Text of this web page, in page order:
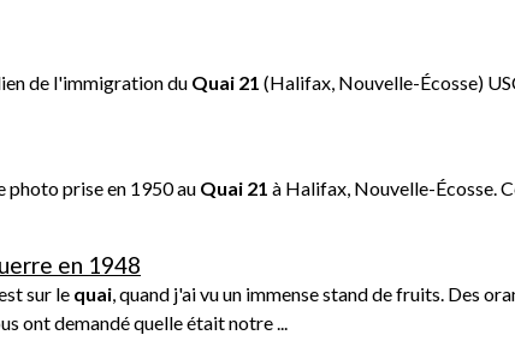
de l'immigration du Quai 21 (Halifax, Nouvelle-Écosse)
photo prise en 1950 au Quai 21 à Halifax, Nouvelle-Écosse.
en 1948
sur le quai, quand j'ai vu un immense stand de fruits. Des
ont demandé quelle était notre ...